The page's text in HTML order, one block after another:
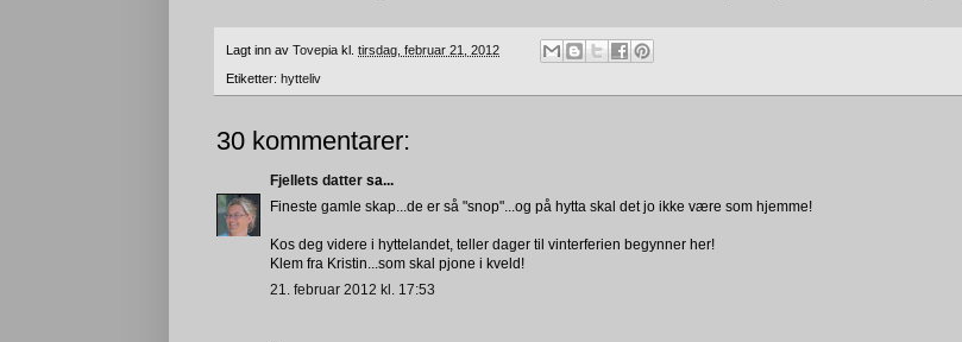
Lagt inn av Tovepia kl. tirsdag, februar 21, 2012
Etiketter: hytteliv
30 kommentarer:
Fjellets datter sa...
Fineste gamle skap...de er så "snop"...og på hytta skal det jo ikke være som hjemme!
Kos deg videre i hyttelandet, teller dager til vinterferien begynner her!
Klem fra Kristin...som skal pjone i kveld!
21. februar 2012 kl. 17:53